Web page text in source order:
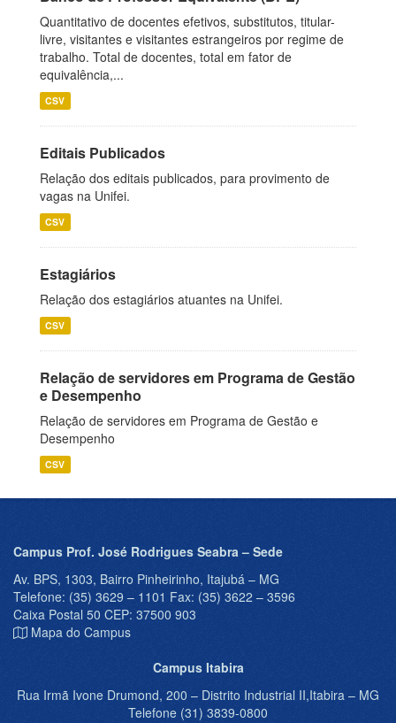
Quantitativo de docentes efetivos, substitutos, titular-
livre, visitantes e visitantes estrangeiros por regime de
trabalho. Total de docentes, total em fator de
equivalência,...
CSV
Editais Publicados
Relação dos editais publicados, para provimento de
vagas na Unifei.
CSV
Estagiários
Relação dos estagiários atuantes na Unifei.
CSV
Relação de servidores em Programa de Gestão
e Desempenho
Relação de servidores em Programa de Gestão e
Desempenho
CSV
Campus Prof. José Rodrigues Seabra – Sede
Av. BPS, 1303, Bairro Pinheirinho, Itajubá – MG
Telefone: (35) 3629 – 1101 Fax: (35) 3622 – 3596
Caixa Postal 50 CEP: 37500 903
Mapa do Campus
Campus Itabira
Rua Irmã Ivone Drumond, 200 – Distrito Industrial II,Itabira – MG
Telefone (31) 3839-0800